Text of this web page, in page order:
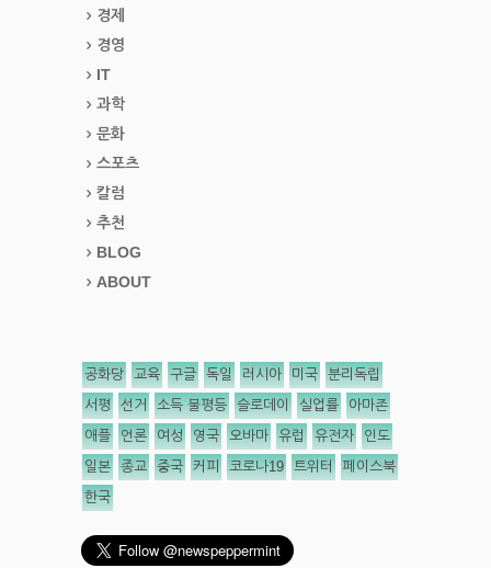
경제
경영
IT
과학
문화
스포츠
칼럼
추천
BLOG
ABOUT
공화당 교육 구글 독일 러시아 미국 분리독립
서평 선거 소득 불평등 슬로데이 실업률 아마존
애플 언론 여성 영국 오바마 유럽 유전자 인도
일본 종교 중국 커피 코로나19 트위터 페이스북
한국